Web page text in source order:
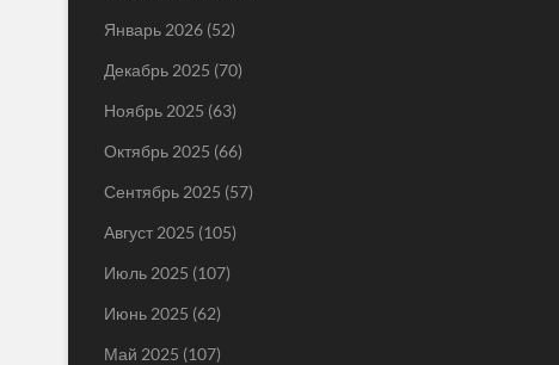
Январь 2026 (52)
Декабрь 2025 (70)
Ноябрь 2025 (63)
Октябрь 2025 (66)
Сентябрь 2025 (57)
Август 2025 (105)
Июль 2025 (107)
Июнь 2025 (62)
Май 2025 (107)